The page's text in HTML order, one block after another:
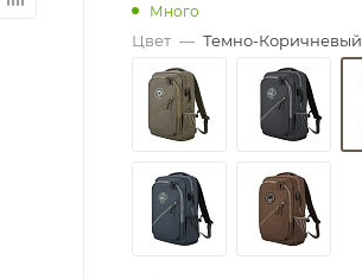
Много
Цвет — Темно-Коричневый